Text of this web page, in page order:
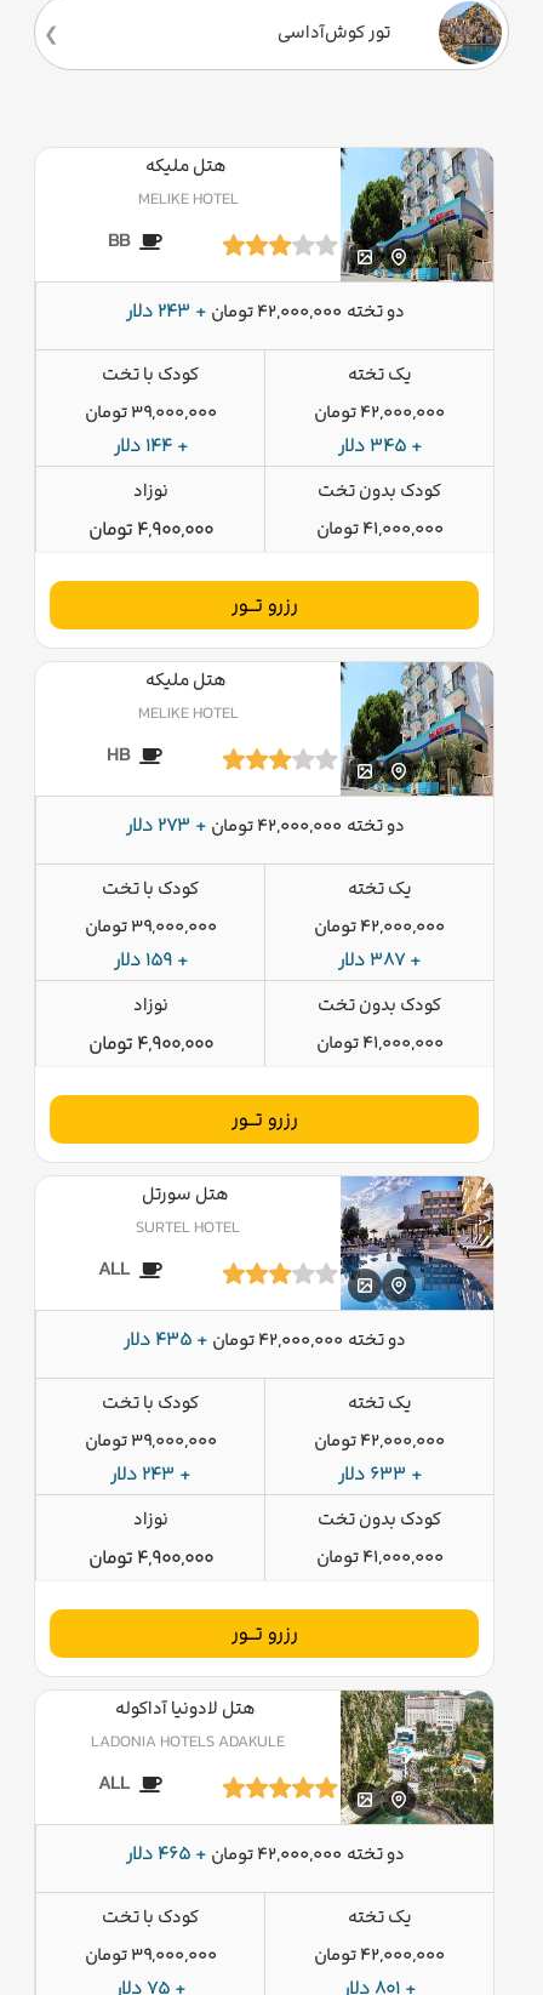
تور کوش‌آداسی
هتل ملیکه
MELIKE HOTEL
BB
دو تخته 42,000,000 تومان + 243 دلار
یک تخته
42,000,000 تومان
+ 345 دلار
کودک با تخت
39,000,000 تومان
+ 144 دلار
کودک بدون تخت
41,000,000 تومان
نوزاد
4,900,000 تومان
رزرو تــور
هتل ملیکه
MELIKE HOTEL
HB
دو تخته 42,000,000 تومان + 273 دلار
یک تخته
42,000,000 تومان
+ 387 دلار
کودک با تخت
39,000,000 تومان
+ 159 دلار
کودک بدون تخت
41,000,000 تومان
نوزاد
4,900,000 تومان
رزرو تــور
هتل سورتل
SURTEL HOTEL
ALL
دو تخته 42,000,000 تومان + 435 دلار
یک تخته
42,000,000 تومان
+ 633 دلار
کودک با تخت
39,000,000 تومان
+ 243 دلار
کودک بدون تخت
41,000,000 تومان
نوزاد
4,900,000 تومان
رزرو تــور
هتل لادونیا آداکوله
LADONIA HOTELS ADAKULE
ALL
دو تخته 42,000,000 تومان + 465 دلار
یک تخته
42,000,000 تومان
کودک با تخت
39,000,000 تومان